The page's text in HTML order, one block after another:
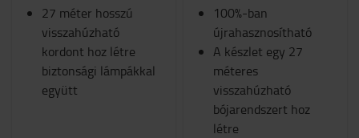
27 méter hosszú
visszahúzható
kordont hoz létre
biztonsági lámpákkal
együtt
100%-ban
újrahasznosítható
A készlet egy 27
méteres
visszahúzható
bójarendszert hoz
létre